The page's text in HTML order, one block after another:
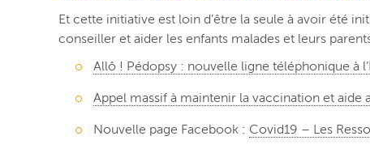
Et cette initiative est loin d’être la seule à avoir été
conseiller et aider les enfants malades et leurs
Allô ! Pédopsy : nouvelle ligne téléphonique à
Appel massif à maintenir la vaccination et aide
Nouvelle page Facebook : Covid19 – Les